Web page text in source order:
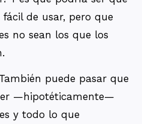
de usar, pero que
no sean los que los
puede pasar que
—hipotéticamente—
y todo lo que